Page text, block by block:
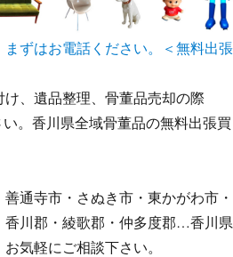
け、遺品整理、骨董品売却の際
。香川県全域骨董品の無料出張買
通寺市・さぬき市・東かがわ市・
香川郡・綾歌郡・仲多度郡…香川県
気軽にご相談下さい。